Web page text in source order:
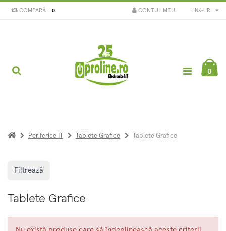
COMPARĂ 0 LINK-URI
CONTUL MEU
0
Periferice IT Tablete Grafice Tablete Grafice
Filtrează
Tablete Grafice